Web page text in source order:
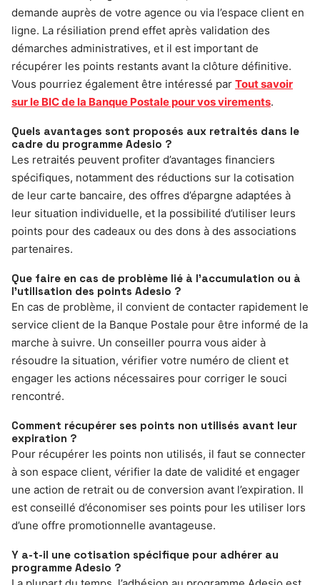
demande auprès de votre agence ou via l’espace client en
ligne. La résiliation prend effet après validation des
démarches administratives, et il est important de
récupérer les points restants avant la clôture définitive.
Vous pourriez également être intéressé par Tout savoir
sur le BIC de la Banque Postale pour vos virements.
Quels avantages sont proposés aux retraités dans le
cadre du programme Adesio ?
Les retraités peuvent profiter d’avantages financiers
spécifiques, notamment des réductions sur la cotisation
de leur carte bancaire, des offres d’épargne adaptées à
leur situation individuelle, et la possibilité d’utiliser leurs
points pour des cadeaux ou des dons à des associations
partenaires.
Que faire en cas de problème lié à l’accumulation ou à
l’utilisation des points Adesio ?
En cas de problème, il convient de contacter rapidement le
service client de la Banque Postale pour être informé de la
marche à suivre. Un conseiller pourra vous aider à
résoudre la situation, vérifier votre numéro de client et
engager les actions nécessaires pour corriger le souci
rencontré.
Comment récupérer ses points non utilisés avant leur
expiration ?
Pour récupérer les points non utilisés, il faut se connecter
à son espace client, vérifier la date de validité et engager
une action de retrait ou de conversion avant l’expiration. Il
est conseillé d’économiser ses points pour les utiliser lors
d’une offre promotionnelle avantageuse.
Y a-t-il une cotisation spécifique pour adhérer au
programme Adesio ?